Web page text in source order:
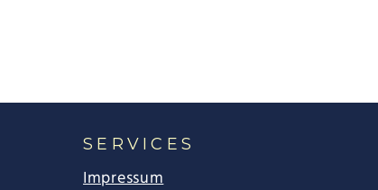
SERVICES
Impressum